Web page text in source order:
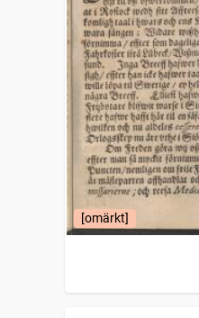
[omärkt]